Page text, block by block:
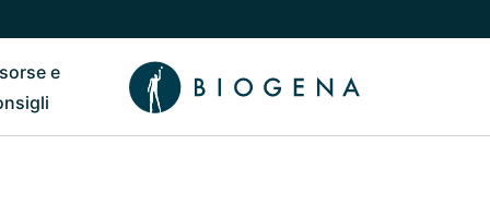
il sottomenu di Chi siamo
e
Riavvia il sottomenu di Risorse e consigli